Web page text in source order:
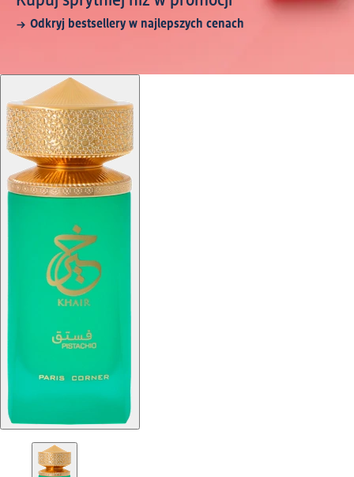
Odkryj bestsellery w najlepszych cenach